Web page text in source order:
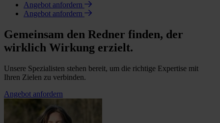
Angebot anfordern
Angebot anfordern
Gemeinsam den Redner finden, der
wirklich Wirkung erzielt.
Unsere Spezialisten stehen bereit, um die richtige Expertise mit
Ihren Zielen zu verbinden.
Angebot anfordern